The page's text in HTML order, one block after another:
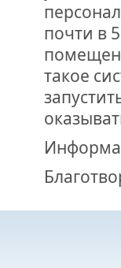
почти в
такое